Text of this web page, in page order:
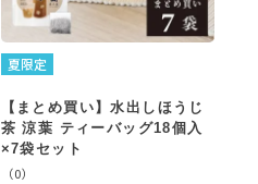
夏限定
【まとめ買い】水出しほうじ
茶 涼葉 ティーバッグ18個入
×7袋セット
（0）